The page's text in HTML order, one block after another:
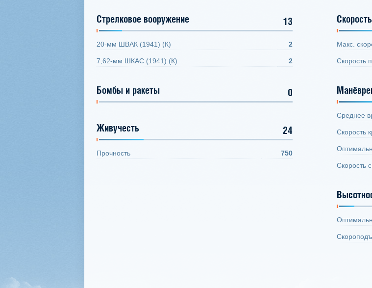
Стрелковое вооружение 13
20-мм ШВАК (1941) (К) 2
7,62-мм ШКАС (1941) (К) 2
Бомбы и ракеты 0
Живучесть 24
Прочность 750
Скорость
Макс.
Скорость
Среднее
Скорость
Скорость